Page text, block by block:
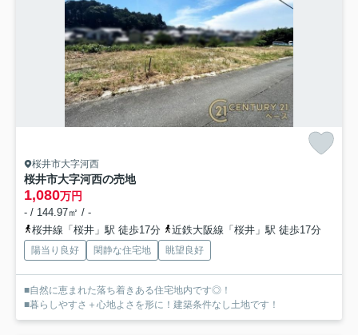
桜井市大字河西
桜井市大字河西の売地
1,080万円
- / 144.97㎡ / -
桜井線「桜井」駅 徒歩17分
近鉄大阪線「桜井」駅 徒歩17分
陽当り良好 閑静な住宅地 眺望良好
■自然に恵まれた落ち着きある住宅地内です◎！
■暮らしやすさ＋心地よさを形に！建築条件なし土地です！